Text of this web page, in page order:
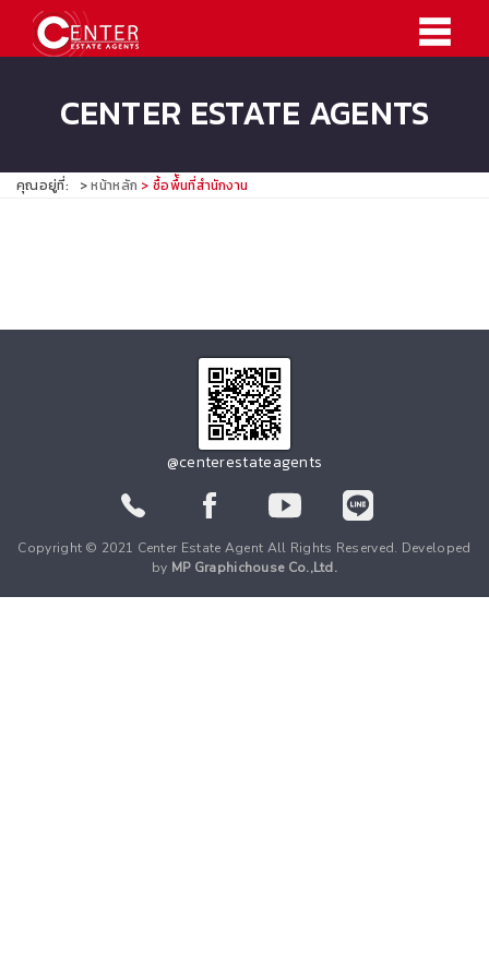
CENTER ESTATE AGENTS
คุณอยู่ที่: หน้าหลัก ซื้อพื้ันที่สำนักงาน
@centerestateagents
Copyright © 2021 Center Estate Agent All Rights Reserved. Developed
by MP Graphichouse Co.,Ltd.